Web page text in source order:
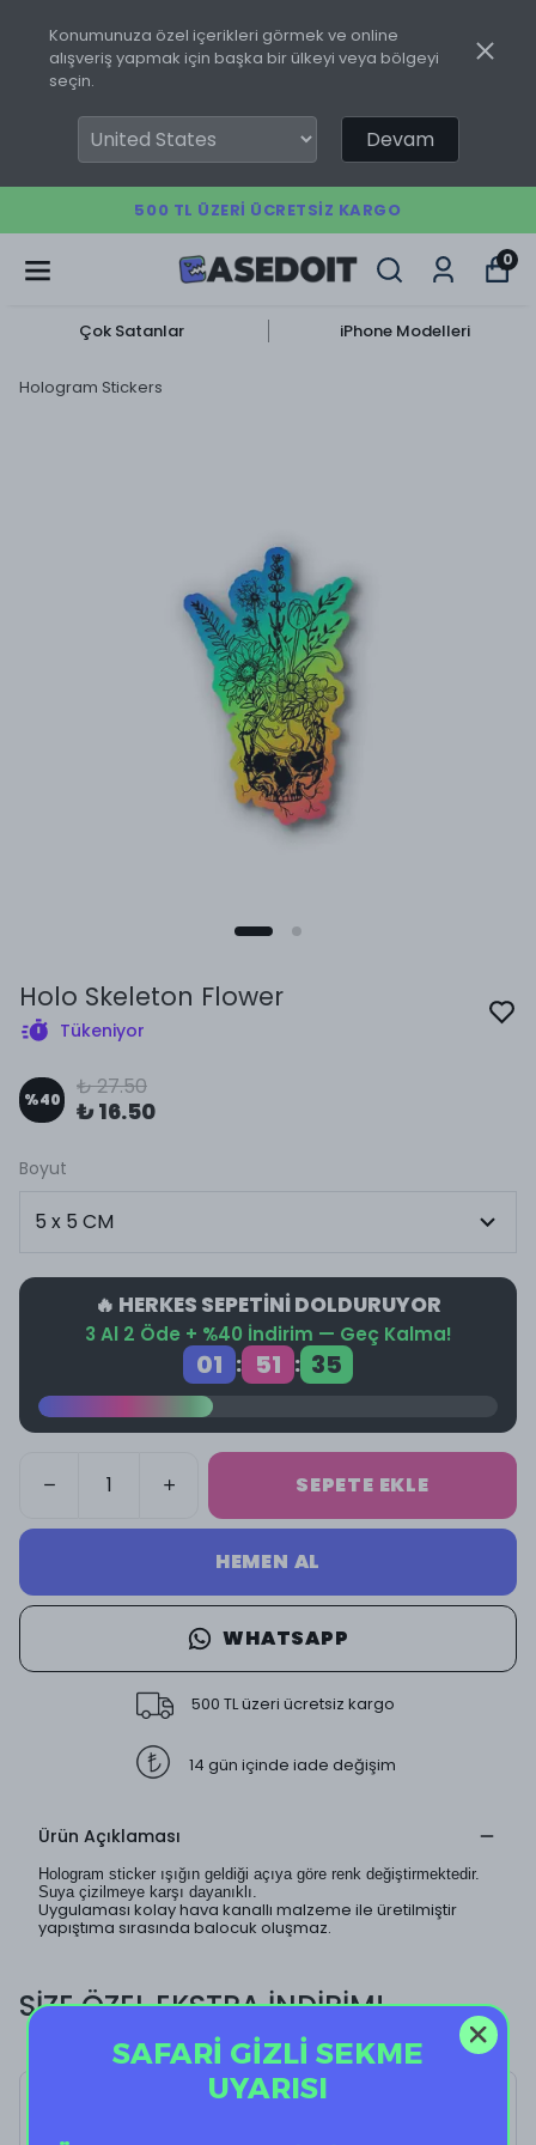
Konumunuza özel içerikleri görmek ve online
alışveriş yapmak için başka bir ülkeyi veya bölgeyi
seçin.
Devam
500 TL ÜZERI ÜCRETSIZ KARGO
0
Çok Satanlar iPhone Modelleri
Hologram Stickers
Holo Skeleton Flower
Tükeniyor
%40 ₺ 27.50
₺ 16.50
Boyut
🔥 HERKES SEPETİNİ DOLDURUYOR
3 Al 2 Öde + %40 İndirim — Geç Kalma!
01 : 51 : 35
SEPETE EKLE
HEMEN AL
WHATSAPP
500 TL üzeri ücretsiz kargo
14 gün içinde iade değişim
Ürün Açıklaması
Hologram sticker ışığın geldiği açıya göre renk değiştirmektedir.
Suya çizilmeye karşı dayanıklı.
Uygulaması kolay hava kanallı malzeme ile üretilmiştir
yapıştıma sırasında balocuk oluşmaz.
SİZE ÖZEL EKSTRA İNDİRİM!
SAFARİ GİZLİ SEKME
UYARISI